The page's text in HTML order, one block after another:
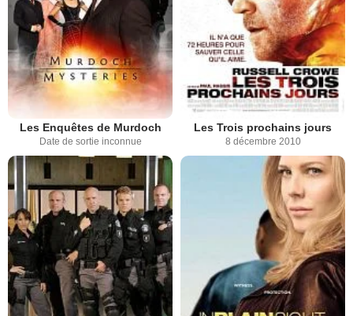
Les Enquêtes de Murdoch
Date de sortie inconnue
Les Trois prochains jours
8 décembre 2010